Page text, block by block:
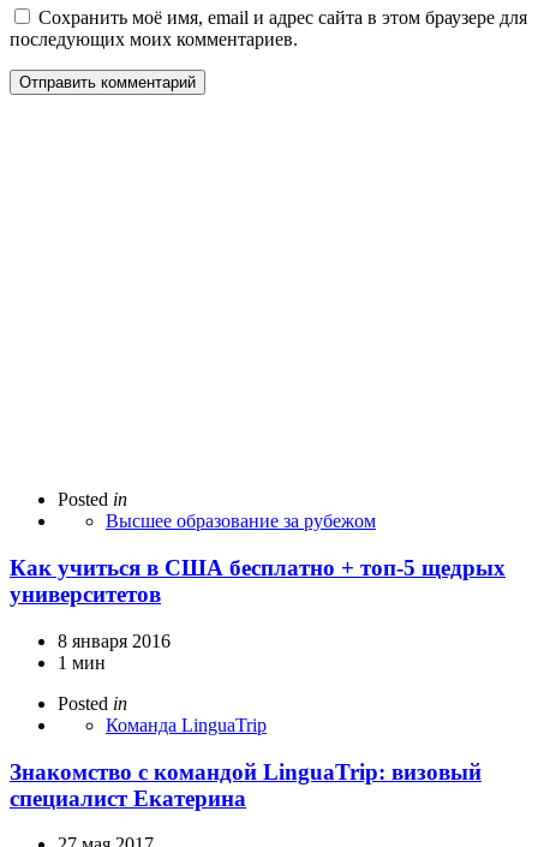
Сохранить моё имя, email и адрес сайта в этом браузере для
последующих моих комментариев.
Posted in
Высшее образование за рубежом
Как учиться в США бесплатно + топ-5 щедрых
университетов
8 января 2016
1 мин
Posted in
Команда LinguaTrip
Знакомство с командой LinguaTrip: визовый
специалист Екатерина